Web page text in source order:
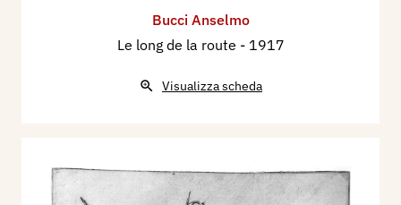
Bucci Anselmo
Le long de la route - 1917
Visualizza scheda